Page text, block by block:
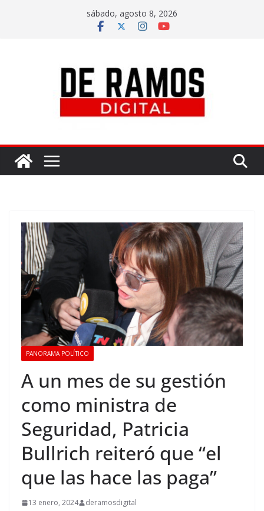
sábado, agosto 8, 2026
PANORAMA POLÍTICO
A un mes de su gestión
como ministra de
Seguridad, Patricia
Bullrich reiteró que “el
que las hace las paga”
13 enero, 2024 deramosdigital